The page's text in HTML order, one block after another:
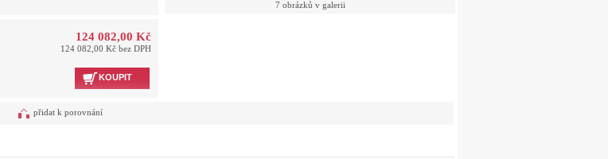
7 obrázků v galerii
124 082,00 Kč
124 082,00 Kč bez DPH
KOUPIT
přidat k porovnání